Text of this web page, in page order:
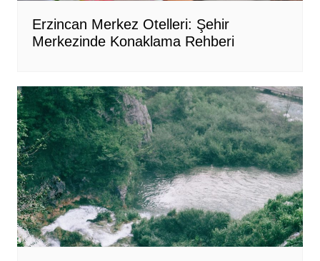
Erzincan Merkez Otelleri: Şehir
Merkezinde Konaklama Rehberi